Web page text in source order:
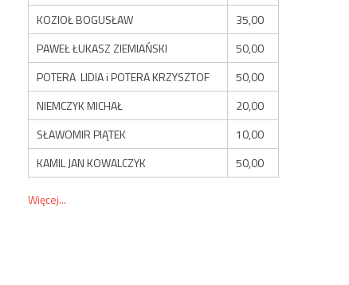
KOZIOŁ BOGUSŁAW
35,00
PAWEŁ ŁUKASZ ZIEMIAŃSKI
50,00
POTERA LIDIA i POTERA KRZYSZTOF
50,00
NIEMCZYK MICHAŁ
20,00
SŁAWOMIR PIĄTEK
10,00
KAMIL JAN KOWALCZYK
50,00
Więcej...